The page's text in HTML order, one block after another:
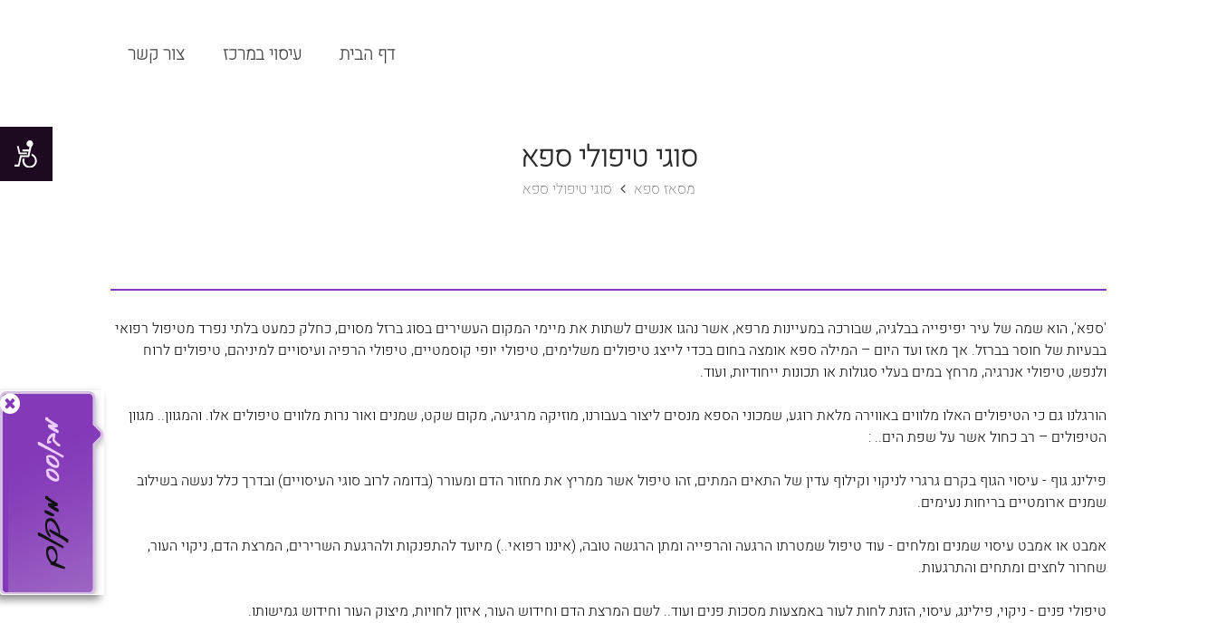
דף הבית עיסוי במרכז צור קשר
סוגי טיפולי ספא
מסאז ספא סוגי טיפולי ספא
'ספא', הוא שמה של עיר יפיפייה בבלגיה, שבורכה במעיינות מרפא, אשר נהגו אנשים לשתות את מיימי המקום העשירים בסוג ברזל מסוים, כחלק כמעט בלתי נפרד מטיפול רפואי
בבעיות של חוסר בברזל. אך מאז ועד היום – המילה ספא אומצה בחום בכדי לייצג טיפולים משלימים, טיפולי יופי קוסמטיים, טיפולי הרפיה ועיסויים למיניהם, טיפולים לרוח
ולנפש, טיפולי אנרגיה, מרחץ במים בעלי סגולות או תכונות ייחודיות, ועוד.
הורגלנו גם כי הטיפולים האלו מלווים באווירה מלאת רוגע, שמכוני הספא מנסים ליצור בעבורנו, מוזיקה מרגיעה, מקום שקט, שמנים ואור נרות מלווים טיפולים אלו. והמגוון.. מגוון
הטיפולים – רב כחול אשר על שפת הים.. :
פילינג גוף - עיסוי הגוף בקרם גרגרי לניקוי וקילוף עדין של התאים המתים, זהו טיפול אשר ממריץ את מחזור הדם ומעורר (בדומה לרוב סוגי העיסויים) ובדרך כלל נעשה בשילוב
שמנים ארומטיים בריחות נעימים.
אמבט או אמבט עיסוי שמנים ומלחים - עוד טיפול שמטרתו הרגעה והרפייה ומתן הרגשה טובה, (איננו רפואי..) מיועד להתפנקות ולהרגעת השרירים, המרצת הדם, ניקוי העור,
שחרור לחצים ומתחים והתרגעות.
טיפולי פנים - ניקוי, פילינג, עיסוי, הזנת לחות לעור באמצעות מסכות פנים ועוד.. לשם המרצת הדם וחידוש העור, איזון לחויות, מיצוק העור וחידוש גמישותו.